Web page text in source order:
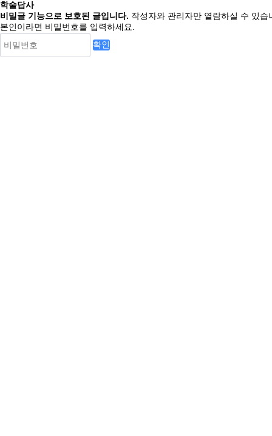
학술답사
비밀글 기능으로 보호된 글입니다. 작성자와 관리자만 열람하실 수 있습
본인이라면 비밀번호를 입력하세요.